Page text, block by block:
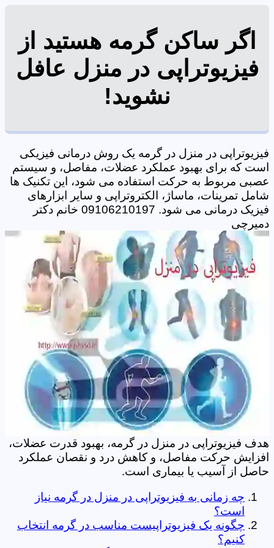
اگر ساکن گرمه هستید از
فیزیوتراپی در منزل عافل
نشوید!
فیزیوتراپی در منزل در گرمه یک روش درمانی فیزیکی
است که برای بهبود عملکرد عضلات، مفاصل، و سیستم
عصبی مربوط به حرکت استفاده می شود، این تکنیک ها
شامل تمرینات، ماساژ، الکتروتراپی و سایر ابزارهای
فیزیک درمانی می شود. 09106210197 خانم دکتر
دمیرچی
هدف فیزیوتراپی در منزل در گرمه، بهبود قدرت عضلات،
افزایش حرکت مفاصل، و کاهش درد و نقصان عملکرد
حاصل از آسیب یا بیماری است.
چه زمانی به فیزیوتراپی در منزل در گرمه نیاز
است؟
چگونه یک فیزیوتراپیست مناسب در گرمه انتخاب
کنیم؟